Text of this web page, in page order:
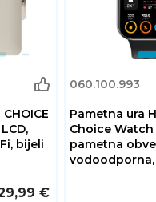
bijeli
€
060.100.993
Pametna ura
Choice Watch
pametna
vodoodporna,